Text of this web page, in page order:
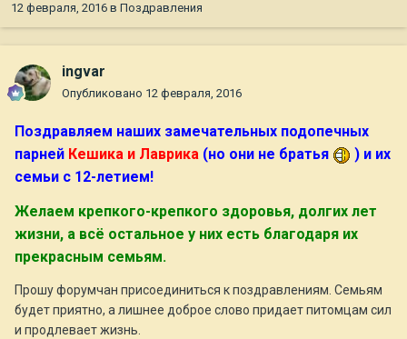
12 февраля, 2016 в Поздравления
ingvar
Опубликовано 12 февраля, 2016
Поздравляем наших замечательных подопечных
парней Кешика и Лаврика (но они не братья
) и их
семьи с 12-летием!
Желаем крепкого-крепкого здоровья, долгих лет
жизни, а всё остальное у них есть благодаря их
прекрасным семьям.
Прошу форумчан присоединиться к поздравлениям. Семьям
будет приятно, а лишнее доброе слово придает питомцам сил
и продлевает жизнь.